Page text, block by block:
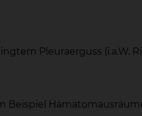
Pleuraerguss (i.a.W.
Beispiel